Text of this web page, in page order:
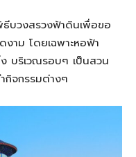
ธีบวงสรวงฟ้าดินเพื่อขอ
ม โดยเฉพาะหอฟ้า
บริเวณรอบๆ เป็นสวน
กิจกรรมต่างๆ